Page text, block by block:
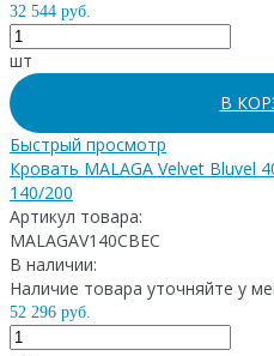
32 544 руб.
шт
В
Быстрый просмотр
Кровать MALAGA Velvet Bluvel
140/200
Артикул товара:
MALAGAV140CBEC
В наличии:
Наличие товара уточняйте у
52 296 руб.